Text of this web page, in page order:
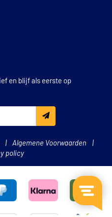
en blijf als eerste op
Algemene Voorwaarden
policy